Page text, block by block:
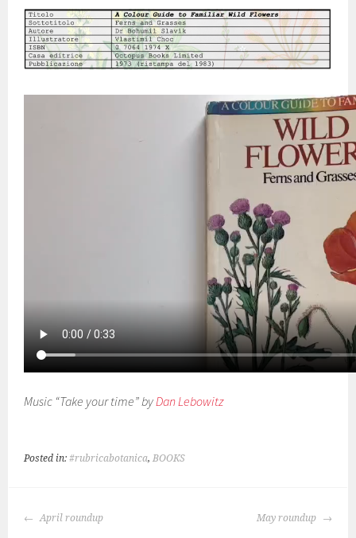
Music “Take your time” byDan Lebowitz
Posted in:#rubricabotanica,BOOKS
POST
April roundup May roundup